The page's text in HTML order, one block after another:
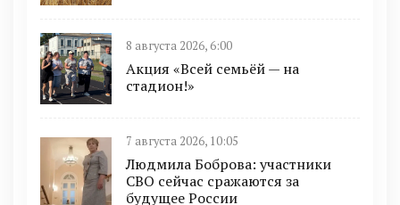
8 августа 2026, 6:00
Акция «Всей семьёй — на
стадион!»
7 августа 2026, 10:05
Людмила Боброва: участники
СВО сейчас сражаются за
будущее России